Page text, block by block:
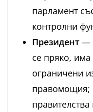
парламент
контролни
Президент —
се пряко, има
ограничени
правомощия;